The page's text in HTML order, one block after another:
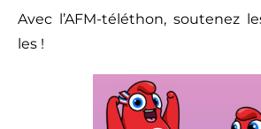
Avec l’AFM-téléthon, soutenez
les !